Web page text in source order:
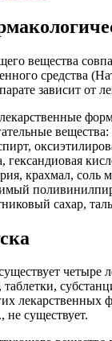
вещества
средства
зависит от
крахмал, соль
сахар,
четыре
лекарственных
не существует.